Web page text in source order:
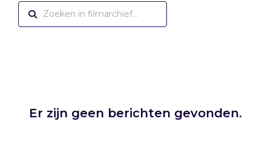
Er zijn geen berichten gevonden.